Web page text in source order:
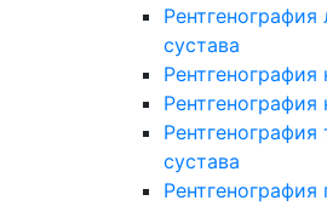
Рентгенография
сустава
Рентгенография
Рентгенография
Рентгенография
сустава
Рентгенография